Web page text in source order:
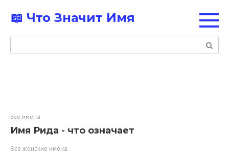
контенту
📖 Что Значит Имя
Поиск:
Все имена
Имя Рида - что означает
Все женские имена